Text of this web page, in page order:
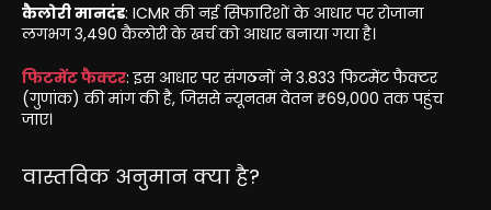
कैलोरी मानदंड: ICMR की नई सिफारिशों के आधार पर रोजाना
लगभग 3,490 कैलोरी के खर्च को आधार बनाया गया है।
फिटमेंट फैक्टर: इस आधार पर संगठनों ने 3.833 फिटमेंट फैक्टर
(गुणांक) की मांग की है, जिससे न्यूनतम वेतन ₹69,000 तक पहुंच
जाए।
वास्तविक अनुमान क्या है?